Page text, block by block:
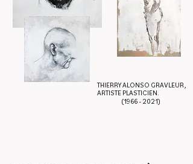
THIERRY ALONSO GRAVLEUR,
ARTISTE PLASTICIEN.
(1966 - 2021)